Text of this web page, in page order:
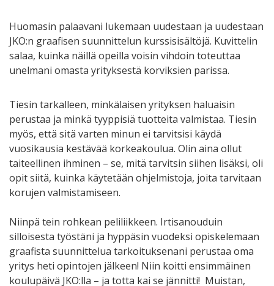
Huomasin palaavani lukemaan uudestaan ja uudestaan
JKO:n graafisen suunnittelun kurssisisältöjä. Kuvittelin
salaa, kuinka näillä opeilla voisin vihdoin toteuttaa
unelmani omasta yrityksestä korviksien parissa.
Tiesin tarkalleen, minkälaisen yrityksen haluaisin
perustaa ja minkä tyyppisiä tuotteita valmistaa. Tiesin
myös, että sitä varten minun ei tarvitsisi käydä
vuosikausia kestävää korkeakoulua. Olin aina ollut
taiteellinen ihminen – se, mitä tarvitsin siihen lisäksi, oli
opit siitä, kuinka käytetään ohjelmistoja, joita tarvitaan
korujen valmistamiseen.
Niinpä tein rohkean peliliikkeen. Irtisanouduin
silloisesta työstäni ja hyppäsin vuodeksi opiskelemaan
graafista suunnittelua tarkoituksenani perustaa oma
yritys heti opintojen jälkeen! Niin koitti ensimmäinen
koulupäivä JKO:lla – ja totta kai se jännitti! Muistan,